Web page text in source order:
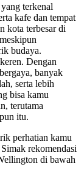
terkenal
kafe dan tempat
kota terbesar di
budaya.
Dengan
banyak
serta lebih
bisa kamu
terutama
itu.
perhatian kamu
rekomendasi
di bawah